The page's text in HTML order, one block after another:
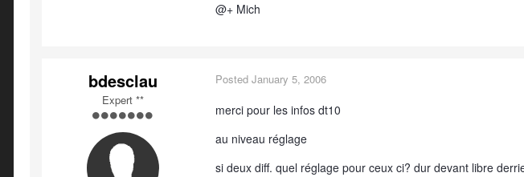
@+ Mich
bdesclau
Expert **
Posted January 5, 2006
merci pour les infos dt10
au niveau réglage
si deux diff. quel réglage pour ceux ci? dur devant libre